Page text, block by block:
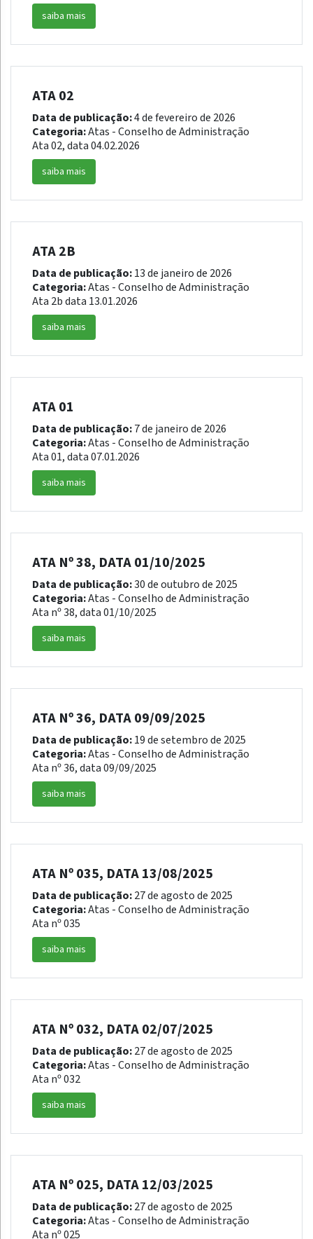
saiba mais
ATA 02
Data de publicação:4 de fevereiro de 2026
Categoria:Atas - Conselho de Administração
Ata 02, data 04.02.2026
saiba mais
ATA 2B
Data de publicação:13 de janeiro de 2026
Categoria:Atas - Conselho de Administração
Ata 2b data 13.01.2026
saiba mais
ATA 01
Data de publicação:7 de janeiro de 2026
Categoria:Atas - Conselho de Administração
Ata 01, data 07.01.2026
saiba mais
ATA Nº 38, DATA 01/10/2025
Data de publicação:30 de outubro de 2025
Categoria:Atas - Conselho de Administração
Ata nº 38, data 01/10/2025
saiba mais
ATA Nº 36, DATA 09/09/2025
Data de publicação:19 de setembro de 2025
Categoria:Atas - Conselho de Administração
Ata nº 36, data 09/09/2025
saiba mais
ATA Nº 035, DATA 13/08/2025
Data de publicação:27 de agosto de 2025
Categoria:Atas - Conselho de Administração
Ata nº 035
saiba mais
ATA Nº 032, DATA 02/07/2025
Data de publicação:27 de agosto de 2025
Categoria:Atas - Conselho de Administração
Ata nº 032
saiba mais
ATA Nº 025, DATA 12/03/2025
Data de publicação:27 de agosto de 2025
Categoria:Atas - Conselho de Administração
Ata nº 025